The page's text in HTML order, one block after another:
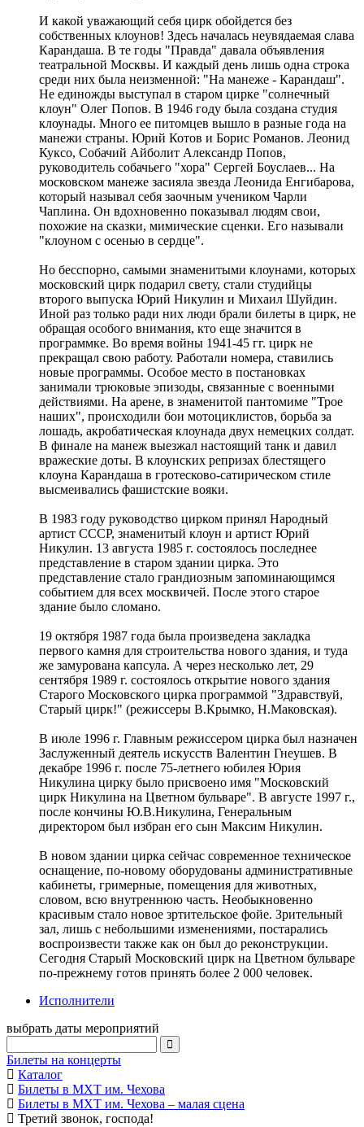
И какой уважающий себя цирк обойдется без
собственных клоунов! Здесь началась неувядаемая слава
Карандаша. В те годы "Правда" давала объявления
театральной Москвы. И каждый день лишь одна строка
среди них была неизменной: "На манеже - Карандаш".
Не единожды выступал в старом цирке "солнечный
клоун" Олег Попов. В 1946 году была создана студия
клоунады. Много ее питомцев вышло в разные года на
манежи страны. Юрий Котов и Борис Романов. Леонид
Куксо, Собачий Айболит Александр Попов,
руководитель собачьего "хора" Сергей Боуслаев... На
московском манеже засияла звезда Леонида Енгибарова,
который называл себя заочным учеником Чарли
Чаплина. Он вдохновенно показывал людям свои,
похожие на сказки, мимические сценки. Его называли
"клоуном с осенью в сердце".
Но бесспорно, самыми знаменитыми клоунами, которых
московский цирк подарил свету, стали студийцы
второго выпуска Юрий Никулин и Михаил Шуйдин.
Иной раз только ради них люди брали билеты в цирк, не
обращая особого внимания, кто еще значится в
программке. Во время войны 1941-45 гг. цирк не
прекращал свою работу. Работали номера, ставились
новые программы. Особое место в постановках
занимали трюковые эпизоды, связанные с военными
действиями. На арене, в знаменитой пантомиме "Трое
наших", происходили бои мотоциклистов, борьба за
лошадь, акробатическая клоунада двух немецких солдат.
В финале на манеж выезжал настоящий танк и давил
вражеские доты. В клоунских репризах блестящего
клоуна Карандаша в гротесково-сатирическом стиле
высмеивались фашистские вояки.
В 1983 году руководство цирком принял Народный
артист СССР, знаменитый клоун и артист Юрий
Никулин. 13 августа 1985 г. состоялось последнее
представление в старом здании цирка. Это
представление стало грандиозным запоминающимся
событием для всех москвичей. После этого старое
здание было сломано.
19 октября 1987 года была произведена закладка
первого камня для строительства нового здания, и туда
же замурована капсула. А через несколько лет, 29
сентября 1989 г. состоялось открытие нового здания
Старого Московского цирка программой "Здравствуй,
Старый цирк!" (режиссеры В.Крымко, Н.Маковская).
В июле 1996 г. Главным режиссером цирка был назначен
Заслуженный деятель искусств Валентин Гнеушев. В
декабре 1996 г. после 75-летнего юбилея Юрия
Никулина цирку было присвоено имя "Московский
цирк Никулина на Цветном бульваре". В августе 1997 г.,
после кончины Ю.В.Никулина, Генеральным
директором был избран его сын Максим Никулин.
В новом здании цирка сейчас современное техническое
оснащение, по-новому оборудованы административные
кабинеты, гримерные, помещения для животных,
словом, всю внутреннюю часть. Необыкновенно
красивым стало новое зртительское фойе. Зрительный
зал, лишь с небольшими изменениями, постарались
воспроизвести также как он был до реконструкции.
Сегодня Старый Московский цирк на Цветном бульваре
по-прежнему готов принять более 2 000 человек.
Исполнители
выбрать даты мероприятий
Билеты на концерты
Каталог
Билеты в МХТ им. Чехова
Билеты в МХТ им. Чехова – малая сцена
Третий звонок, господа!